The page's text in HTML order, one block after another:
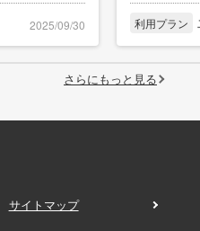
2025/09/30 利用プラン
さらにもっと見る
サイトマップ